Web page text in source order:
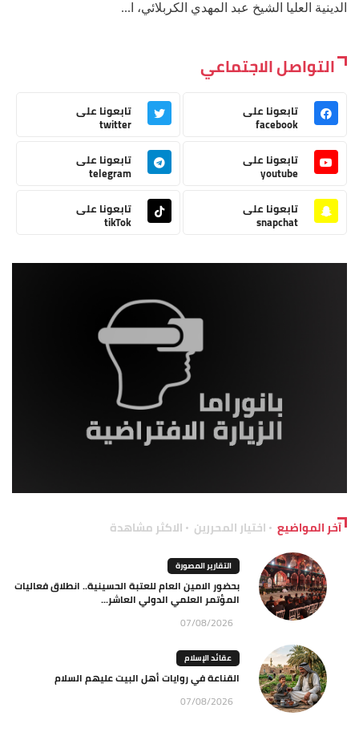
الدينية العليا الشيخ عبد المهدي الكربلائي، ا...
التواصل الاجتماعي
تابعونا على
facebook
تابعونا على
twitter
تابعونا على
youtube
تابعونا على
telegram
تابعونا على
snapchat
تابعونا على
tikTok
آخر المواضيع اختيار المحررين الاكثر مشاهدة
التقارير المصورة
بحضور الامين العام للعتبة الحسينية.. انطلاق فعاليات
المؤتمر العلمي الدولي العاشر...
07/08/2026
عقائد الإسلام
القناعة في روايات أهل البيت عليهم السلام
07/08/2026